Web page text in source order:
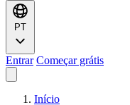
PT
Entrar Começar grátis
Início